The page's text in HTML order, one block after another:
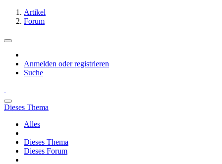
Artikel
Forum
Anmelden oder registrieren
Suche
Dieses Thema
Alles
Dieses Thema
Dieses Forum